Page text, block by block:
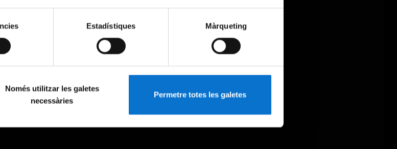
Estadístiques Màrqueting
Només utilitzar les galetes
necessàries
Permetre totes les galetes